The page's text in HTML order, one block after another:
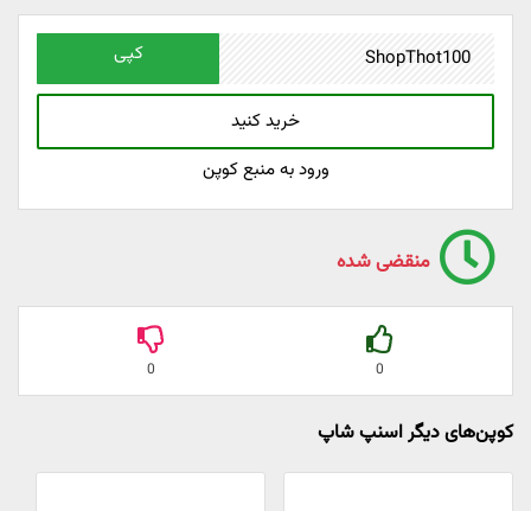
کپی
خرید کنید
ورود به منبع کوپن
منقضی شده
0
0
کوپن‌های دیگر اسنپ شاپ